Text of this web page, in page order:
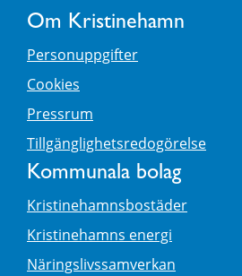
Om Kristinehamn
Personuppgifter
Cookies
Pressrum
Tillgänglighetsredogörelse
Kommunala bolag
Kristinehamnsbostäder
Kristinehamns energi
Näringslivssamverkan